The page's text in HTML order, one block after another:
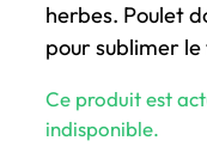
herbes. Poulet
pour sublimer le
Ce produit est
indisponible.